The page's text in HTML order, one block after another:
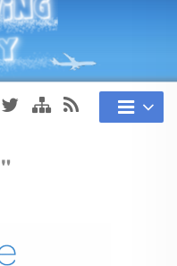
"